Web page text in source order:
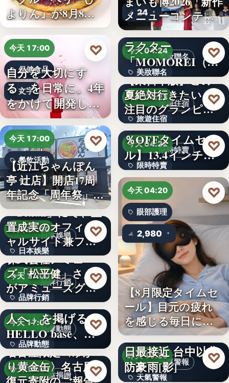
よりん』が8月8日
「ブル…
今天 17:00
保健食品
文字
自分を大切にす
る、を日常に。4年
をかけて開発した
女性のた…
♡
今天 17:00
餐飲活動
17
【近江ちゃんぽん
亭 辻店】開店17周
年記念「周年祭」開
催…
♡
日本娛樂
今天 17:00
日本娛樂
730円
「Bitfan」にて、玉
置成実のオフィシ
ャルサイト兼フ
ァ…
♡
品牌行銷
今天 17:00
品牌行銷
1,200億円
株式会社アミュー
ズ「松平健」さん
がアミューズグル
ープ ス…
♡
品牌動態
今天 17:00
品牌動態
文字
「社長に買われる
人へ」を掲げる
HELLO base、創
業…
♡
公益捐贈
今天 17:00
名古屋限定〈ゆか
り黄金缶〉名古屋城
♡
24
メニューコンテス
ト…
美妝聯名
今天 04:24
美妝聯名
文字
韓国発の人気キャ
ラクター
「MOMOREI（モ
モレイ）」が…
♡
旅遊住宿
今天 04:23
旅遊住宿
10
【東日本版】この
夏絶対行きたい！
注目のグランピン
グ施設…
♡
限時特賣
今天 04:22
限時特賣
文字
【アマゾン30
％OFFタイムセー
ル】13.4インチ大
画面…
♡
今天 04:20
眼部護理
2,980
【8月限定タイムセ
ール】目元の疲れ
を感じる毎日に。3
段階…
♡
天氣警報
昨天 19:36
天氣警報
颱風白海豚8日及9
日最接近 台中以北
防豪雨[影]
♡